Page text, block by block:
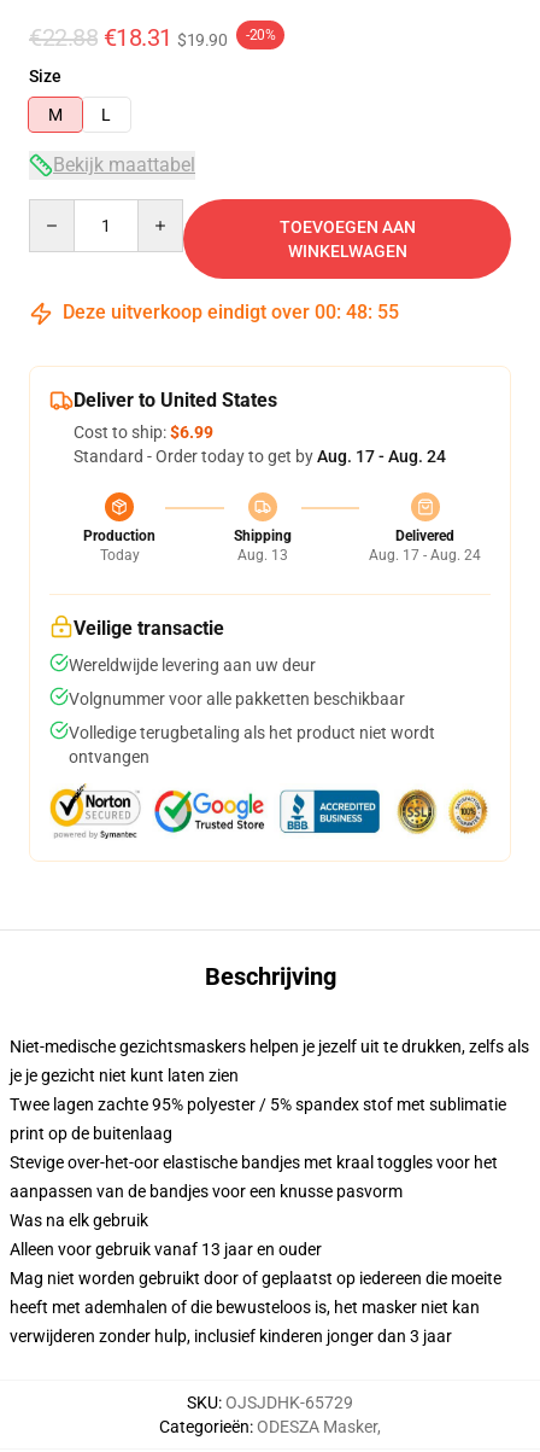
€22.88 €18.31 $19.90 -20%
Size
M
L
Bekijk maattabel
TOEVOEGEN AAN
WINKELWAGEN
Deze uitverkoop eindigt over 00: 48: 54
Deliver to United States
Cost to ship:$6.99
Standard - Order today to get byAug. 17 - Aug. 24
Production
Today
Shipping
Aug. 13
Delivered
Aug. 17 - Aug. 24
Veilige transactie
Wereldwijde levering aan uw deur
Volgnummer voor alle pakketten beschikbaar
Volledige terugbetaling als het product niet wordt
ontvangen
Beschrijving
Niet-medische gezichtsmaskers helpen je jezelf uit te drukken, zelfs als
je je gezicht niet kunt laten zien
Twee lagen zachte 95% polyester / 5% spandex stof met sublimatie
print op de buitenlaag
Stevige over-het-oor elastische bandjes met kraal toggles voor het
aanpassen van de bandjes voor een knusse pasvorm
Was na elk gebruik
Alleen voor gebruik vanaf 13 jaar en ouder
Mag niet worden gebruikt door of geplaatst op iedereen die moeite
heeft met ademhalen of die bewusteloos is, het masker niet kan
verwijderen zonder hulp, inclusief kinderen jonger dan 3 jaar
SKU:OJSJDHK-65729
Categorieën:ODESZA Masker,